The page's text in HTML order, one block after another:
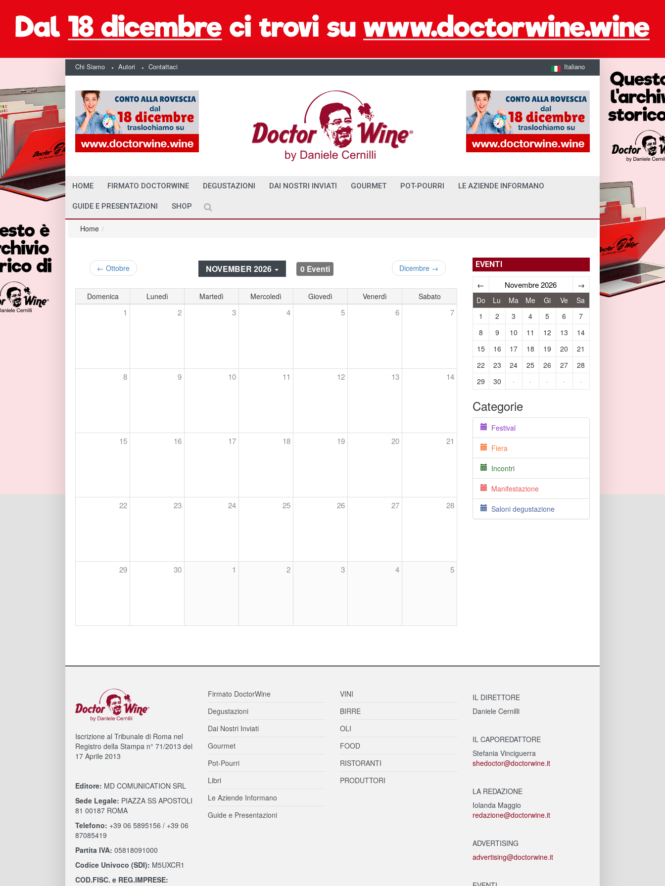
Chi Siamo Autori Contattaci Italiano
HOME FIRMATO DOCTORWINE DEGUSTAZIONI DAI NOSTRI INVIATI GOURMET POT-POURRI LE AZIENDE INFORMANO
GUIDE E PRESENTAZIONI SHOP
Home /
← Ottobre NOVEMBER 2026 0 Eventi Dicembre →
Domenica Lunedì Martedì Mercoledì Giovedì Venerdì Sabato
1 2 3 4 5 6 7
8 9 10 11 12 13 14
15 16 17 18 19 20 21
22 23 24 25 26 27 28
29 30 1 2 3 4 5
EVENTI
← Novembre 2026 →
Do Lu Ma Me Gi Ve
Sa
1
2 3 4 5 6
7
8
9 10 11 12 13
14
15
16 17 18 19 20
21
22
23 24 25 26 27
28
29
30 · · · · ·
Categorie
Festival
Fiera
Incontri
Manifestazione
Saloni degustazione
Iscrizione al Tribunale di Roma nel
Registro della Stampa n° 71/2013 del
17 Aprile 2013
Editore: MD COMUNICATION SRL
Sede Legale: PIAZZA SS APOSTOLI
81 00187 ROMA
Telefono: +39 06 5895156 / +39 06
87085419
Partita IVA: 05818091000
Codice Univoco (SDI): M5UXCR1
COD.FISC. e REG.IMPRESE:
Firmato DoctorWine
Degustazioni
Dai Nostri Inviati
Gourmet
Pot-Pourri
Libri
Le Aziende Informano
Guide e Presentazioni
VINI
BIRRE
OLI
FOOD
RISTORANTI
PRODUTTORI
IL DIRETTORE
Daniele Cernilli
IL CAPOREDATTORE
Stefania Vinciguerra
shedoctor@doctorwine.it
LA REDAZIONE
Iolanda Maggio
redazione@doctorwine.it
ADVERTISING
advertising@doctorwine.it